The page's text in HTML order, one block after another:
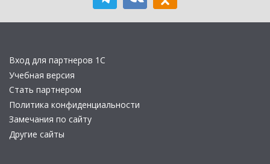
Вход для партнеров 1С
Учебная версия
Стать партнером
Политика конфиденциальности
Замечания по сайту
Другие сайты